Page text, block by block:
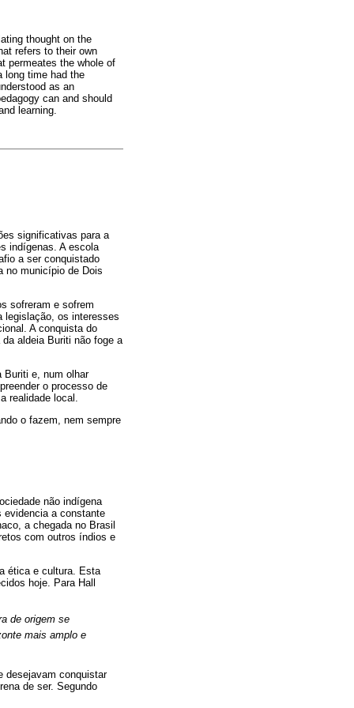
thought on the
refers to their own
permeates the whole of
long time had the
as an
can and should
learning.
significativas para a
indígenas. A escola
a ser conquistado
no município de Dois
sofreram e sofrem
legislação, os interesses
A conquista do
aldeia Buriti não foge a
Buriti e, num olhar
o processo de
realidade local.
o fazem, nem sempre
não indígena
evidencia a constante
a chegada no Brasil
com outros índios e
ética e cultura. Esta
hoje. Para Hall
de origem se
mais amplo e
desejavam conquistar
de ser. Segundo